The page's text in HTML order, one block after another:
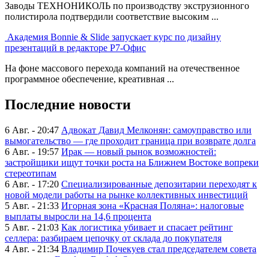
Заводы ТЕХНОНИКОЛЬ по производству экструзионного
полистирола подтвердили соответствие высоким ...
Академия Bonnie & Slide запускает курс по дизайну
презентаций в редакторе Р7-Офис
На фоне массового перехода компаний на отечественное
программное обеспечение, креативная ...
Последние новости
6 Авг. - 20:47 Адвокат Давид Мелконян: самоуправство или
вымогательство — где проходит граница при возврате долга
6 Авг. - 19:57 Ирак — новый рынок возможностей:
застройщики ищут точки роста на Ближнем Востоке вопреки
стереотипам
6 Авг. - 17:20 Специализированные депозитарии переходят к
новой модели работы на рынке коллективных инвестиций
5 Авг. - 21:33 Игорная зона «Красная Поляна»: налоговые
выплаты выросли на 14,6 процента
5 Авг. - 21:03 Как логистика убивает и спасает рейтинг
селлера: разбираем цепочку от склада до покупателя
4 Авг. - 21:34 Владимир Почекуев стал председателем совета